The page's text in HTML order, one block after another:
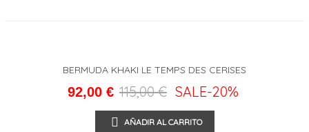
BERMUDA KHAKI LE TEMPS DES CERISES
92,00 € 115,00 € SALE-20%
AÑADIR AL CARRITO